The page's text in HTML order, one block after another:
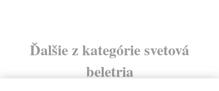
Ďalšie z kategórie svetová
beletria